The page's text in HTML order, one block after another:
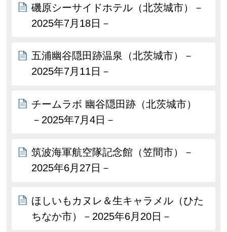
磯原シーサイドホテル（北茨城市）－
2025年7月18日－
五浦幽谷隠田跡温泉（北茨城市）－
2025年7月11日－
チームラボ 幽谷隠田跡（北茨城市）
－2025年7月4日－
筑波海軍航空隊記念館（笠間市）－
2025年6月27日－
ほしいもカヌレ＆生キャラメル（ひた
ちなか市）－2025年6月20日－